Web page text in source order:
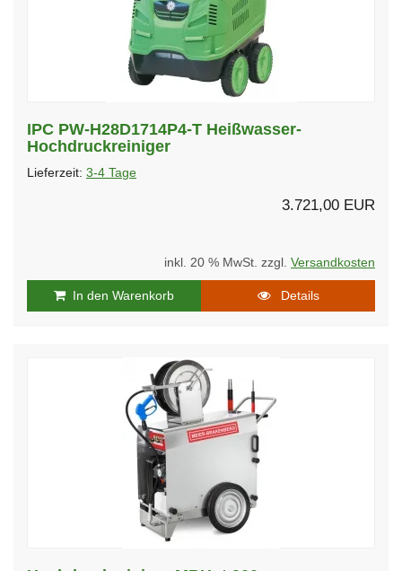
IPC PW-H28D1714P4-T Heißwasser-
Hochdruckreiniger
Lieferzeit: 3-4 Tage
3.721,00 EUR
inkl. 20 % MwSt. zzgl. Versandkosten
In den Warenkorb Details